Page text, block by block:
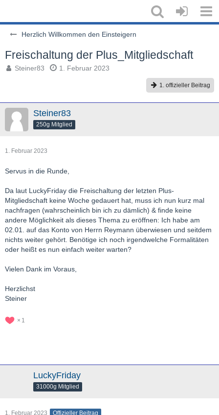
Herzlich Willkommen den Einsteigern
Freischaltung der Plus_Mitgliedschaft
Steiner83 1. Februar 2023
1. offizieller Beitrag
Steiner83
250g Mitglied
1. Februar 2023
Servus in die Runde,
Da laut LuckyFriday die Freischaltung der letzten Plus-
Mitgliedschaft keine Woche gedauert hat, muss ich nun kurz mal
nachfragen (wahrscheinlich bin ich zu dämlich) & finde keine
andere Möglichkeit als dieses Thema zu eröffnen: Ich habe am
02.01. auf das Konto von Herrn Reymann überwiesen und seitdem
nichts weiter gehört. Benötige ich noch irgendwelche Formalitäten
oder heißt es nun einfach weiter warten?
Vielen Dank im Voraus,
Herzlichst
Steiner
1
LuckyFriday
31000g Mitglied
1. Februar 2023 Offizieller Beitrag